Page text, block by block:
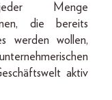
Menge
die bereits
werden wollen,
aktiv